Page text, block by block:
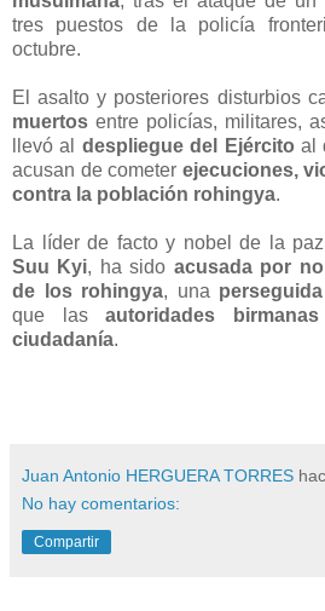
tres puestos de la policía
octubre.
El asalto y posteriores disturbios
muertos entre policías, militares,
llevó al despliegue del Ejército al
acusan de cometer ejecuciones,
contra la población rohingya.
La líder de facto y nobel de la
Suu Kyi, ha sido acusada por
de los rohingya, una
que lasautoridades
ciudadanía.
Juan Antonio HERGUERA TORRES
No hay comentarios:
Compartir